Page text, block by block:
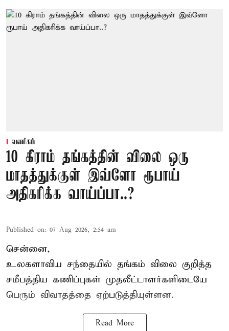
வணிகம்
10 கிராம் தங்கத்தின் விலை ஒரு
மாதத்துக்குள் இவ்ளோ ரூபாய்
அதிகரிக்க வாய்ப்பா..?
Published on: 07 Aug 2026, 2:54 am
சென்னை,
உலகளாவிய சந்தையில் தங்கம் விலை குறித்த
சமீபத்திய கணிப்புகள் முதலீட்டாளர்களிடையே
பெரும் விவாதத்தை ஏற்படுத்தியுள்ளன.
Read More